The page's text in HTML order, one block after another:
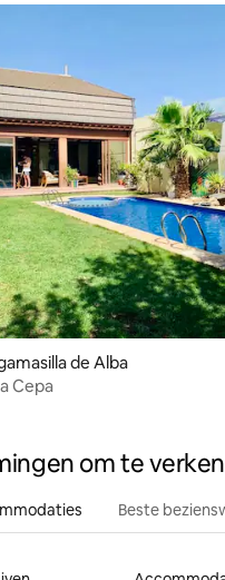
de Alba
Cepa
om te
Beste